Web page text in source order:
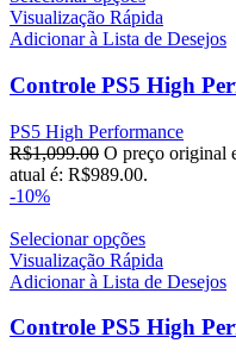
Visualização Rápida
Adicionar à Lista de Desejos
Controle PS5 High
PS5 High Performance
R$1,099.00 O preço original
atual é: R$989.00.
-10%
Selecionar opções
Visualização Rápida
Adicionar à Lista de Desejos
Controle PS5 High